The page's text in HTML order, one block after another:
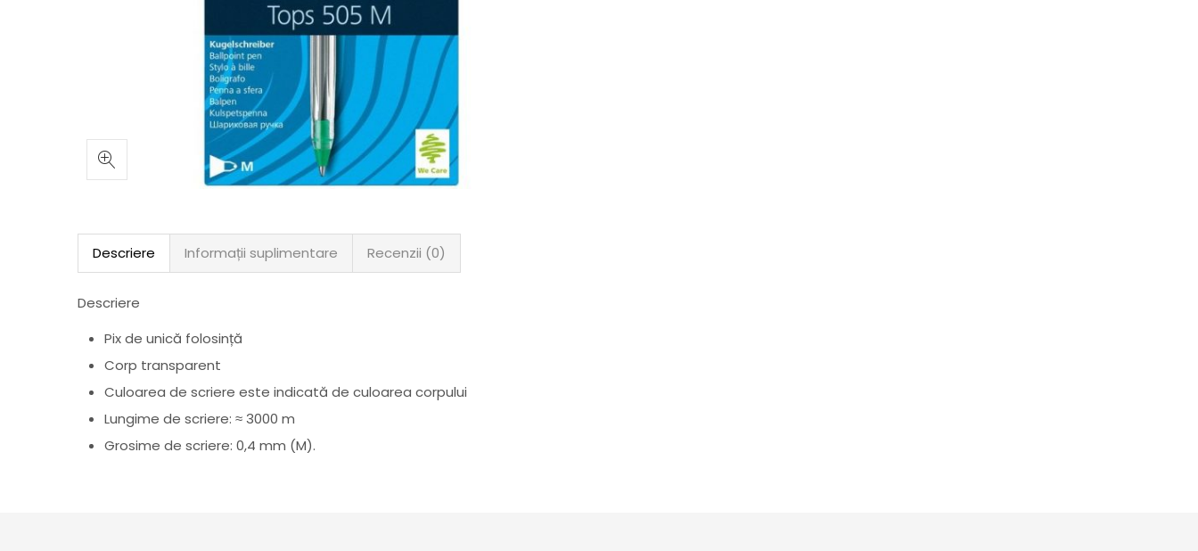
Descriere Informații suplimentare Recenzii (0)
Descriere
Pix de unică folosință
Corp transparent
Culoarea de scriere este indicată de culoarea corpului
Lungime de scriere: ≈ 3000 m
Grosime de scriere: 0,4 mm (M).